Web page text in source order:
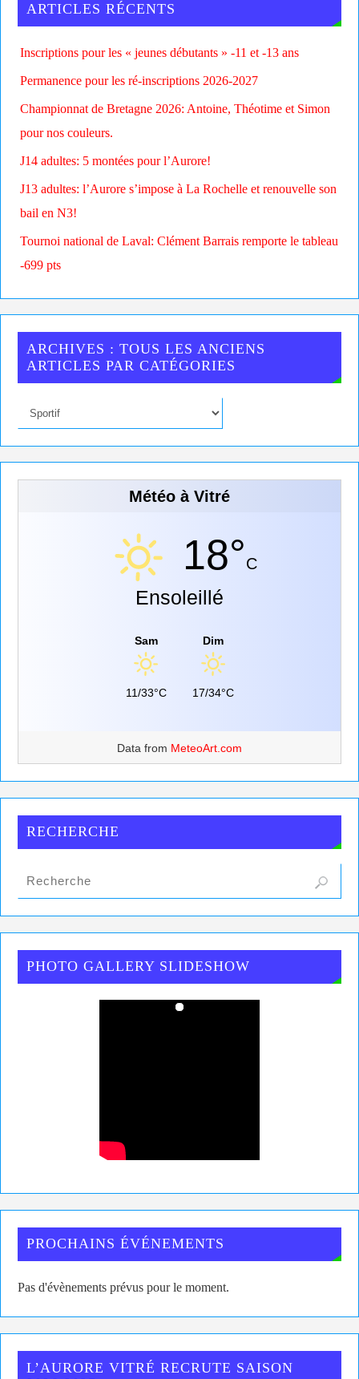
ARTICLES RÉCENTS
Inscriptions pour les « jeunes débutants » -11 et -13 ans
Permanence pour les ré-inscriptions 2026-2027
Championnat de Bretagne 2026: Antoine, Théotime et Simon
pour nos couleurs.
J14 adultes: 5 montées pour l’Aurore!
J13 adultes: l’Aurore s’impose à La Rochelle et renouvelle son
bail en N3!
Tournoi national de Laval: Clément Barrais remporte le tableau
-699 pts
ARCHIVES : TOUS LES ANCIENS
ARTICLES PAR CATÉGORIES
Météo à Vitré
18°C
Ensoleillé
Sam
11/33°C
Dim
17/34°C
Data from MeteoArt.com
RECHERCHE
PHOTO GALLERY SLIDESHOW
PROCHAINS ÉVÉNEMENTS
Pas d'évènements prévus pour le moment.
L’AURORE VITRÉ RECRUTE SAISON